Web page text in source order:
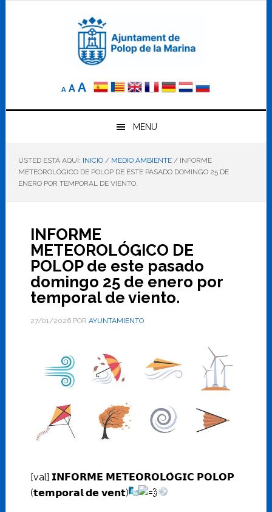
A
Reducir
elA Tamaño
AAumentar
el
tamaño
letra
MENU
USTED ESTÁ AQUÍ: INICIO / MEDIO AMBIENTE /INFORME
METEOROLÓGICO DE POLOP DE ESTE PASADO DOMINGO 25 DE
ENERO POR TEMPORAL DE VIENTO.
INFORME
METEOROLÓGICO DE
POLOP de este pasado
domingo 25 de enero por
temporal de viento.
27/01/2026POR AYUNTAMIENTO
[val] 𝗜𝗡𝗙𝗢𝗥𝗠𝗘 𝗠𝗘𝗧𝗘𝗢𝗥𝗢𝗟𝗢̀𝗚𝗜𝗖 𝗣𝗢𝗟𝗢𝗣
(𝘁𝗲𝗺𝗽𝗼𝗿𝗮𝗹 𝗱𝗲 𝘃𝗲𝗻𝘁)